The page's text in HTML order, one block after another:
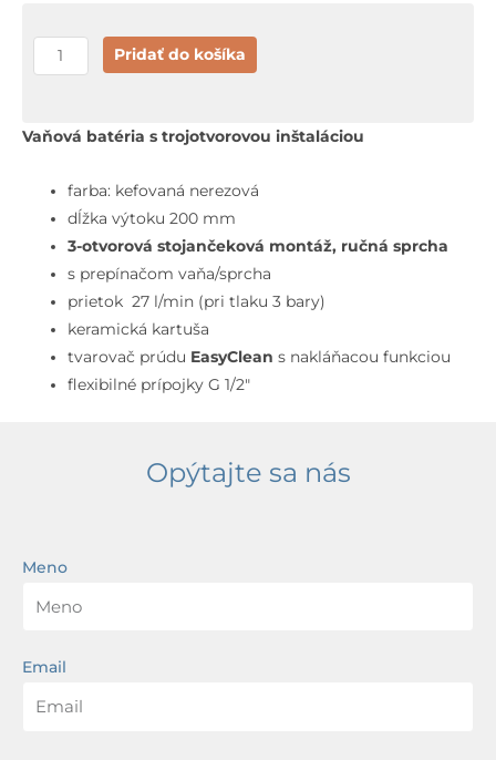
množstvo
Duravit
Batéria
okraj
vane,
otvorová
inštalácia,
kefovaná
nerezová
Pridať do košíka
Vaňová batéria s trojotvorovou inštaláciou
farba: kefovaná nerezová
dĺžka výtoku 200 mm
3-otvorová stojančeková montáž, ručná sprcha
s prepínačom vaňa/sprcha
prietok 27 l/min (pri tlaku 3 bary)
keramická kartuša
tvarovač prúdu EasyClean s nakláňacou funkciou
flexibilné prípojky G 1/2″
Opýtajte sa nás
Meno
Email